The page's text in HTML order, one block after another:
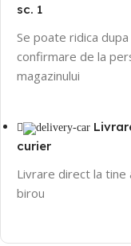
sc. 1
Se poate ridica
confirmare de la
magazinului
curier
Livrare direct la tine
birou